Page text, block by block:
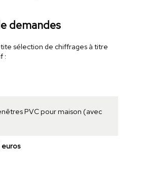
demandes
sélection de chiffrages à titre
:
PVC pour maison (avec